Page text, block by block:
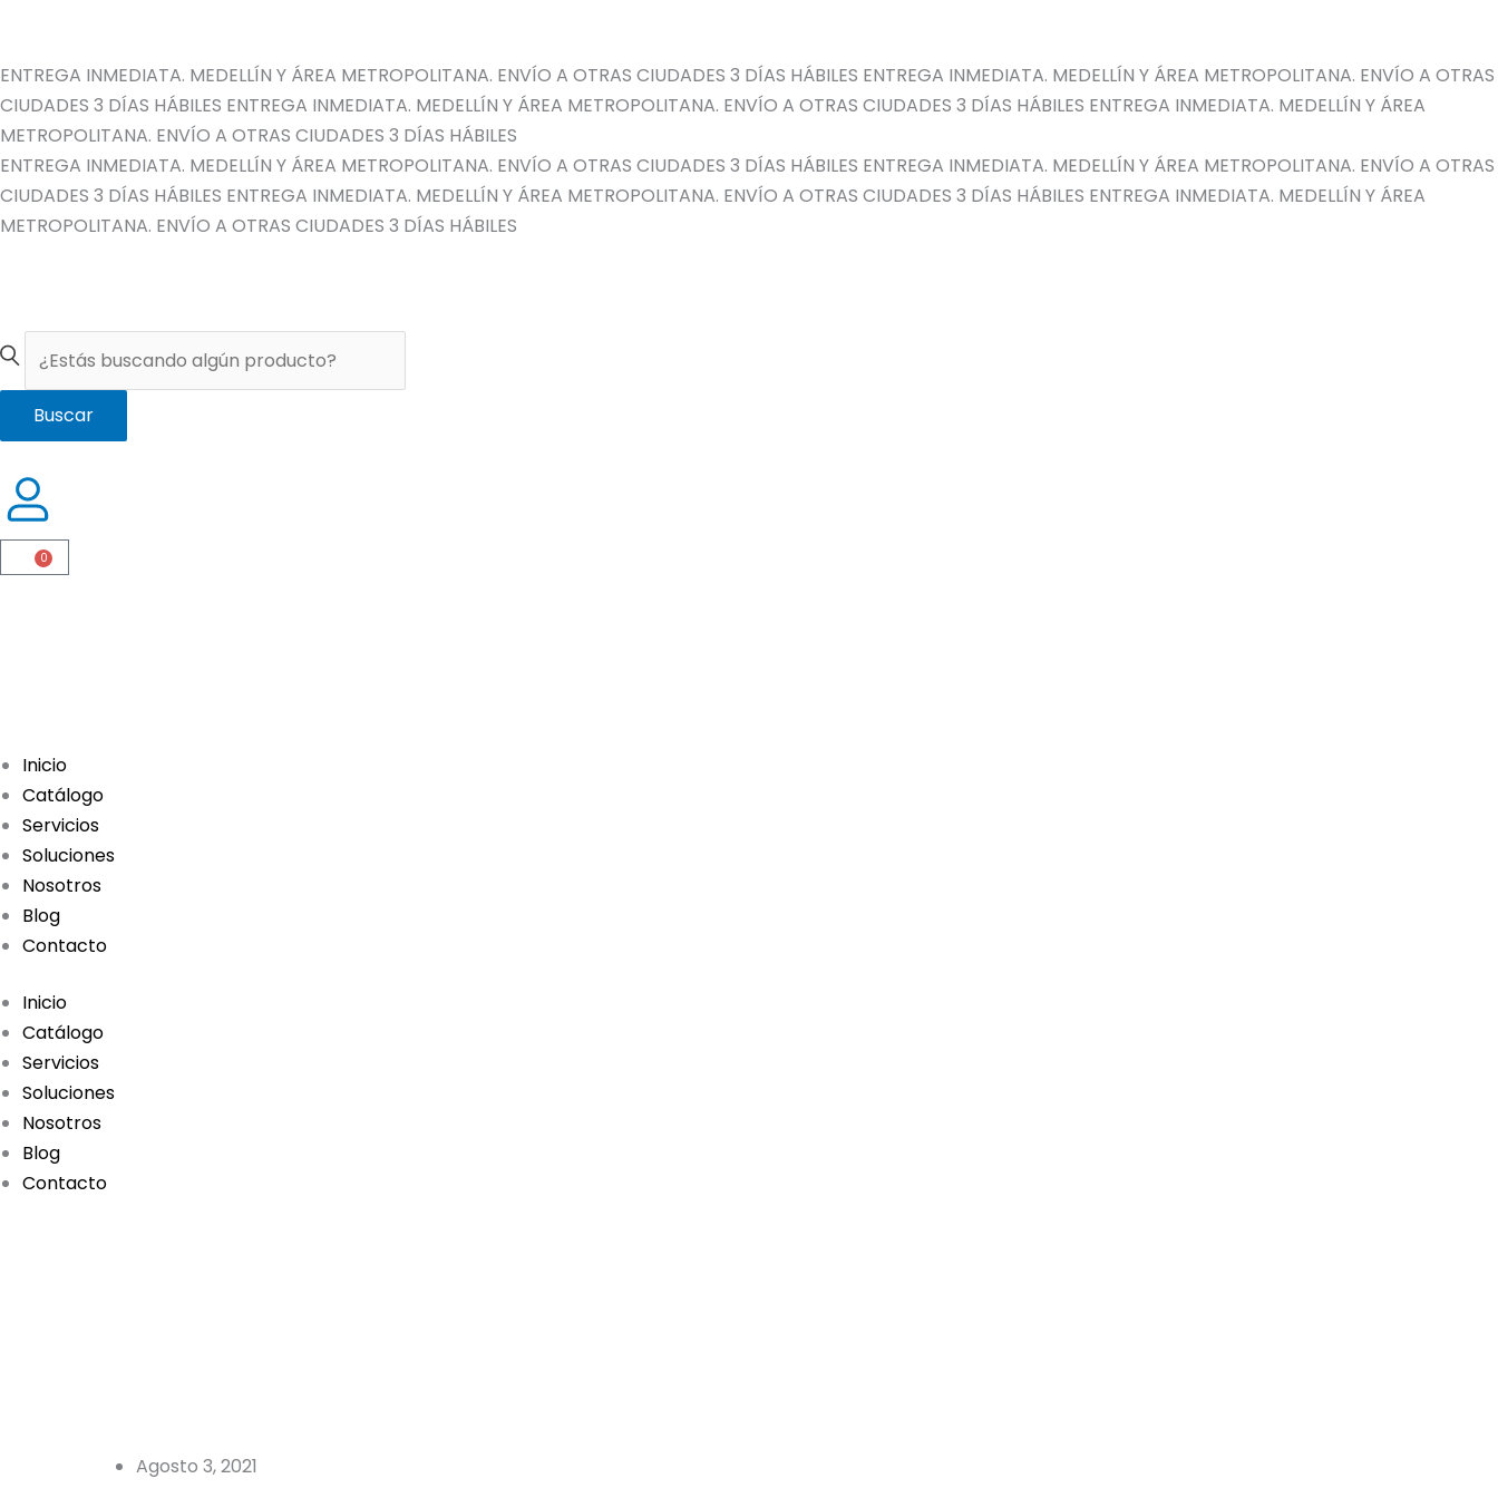
contenido
ENTREGA INMEDIATA. MEDELLÍN Y ÁREA METROPOLITANA. ENVÍO A OTRAS CIUDADES 3 DÍAS HÁBILES ENTREGA INMEDIATA. MEDELLÍN Y ÁREA METROPOLITANA. ENVÍO A OTRAS
CIUDADES 3 DÍAS HÁBILES ENTREGA INMEDIATA. MEDELLÍN Y ÁREA METROPOLITANA. ENVÍO A OTRAS CIUDADES 3 DÍAS HÁBILES ENTREGA INMEDIATA. MEDELLÍN Y ÁREA
METROPOLITANA. ENVÍO A OTRAS CIUDADES 3 DÍAS HÁBILES
ENTREGA INMEDIATA. MEDELLÍN Y ÁREA METROPOLITANA. ENVÍO A OTRAS CIUDADES 3 DÍAS HÁBILES ENTREGA INMEDIATA. MEDELLÍN Y ÁREA METROPOLITANA. ENVÍO A OTRAS
CIUDADES 3 DÍAS HÁBILES ENTREGA INMEDIATA. MEDELLÍN Y ÁREA METROPOLITANA. ENVÍO A OTRAS CIUDADES 3 DÍAS HÁBILES ENTREGA INMEDIATA. MEDELLÍN Y ÁREA
METROPOLITANA. ENVÍO A OTRAS CIUDADES 3 DÍAS HÁBILES
Buscar
0
Cart
Inicio
Catálogo
Servicios
Soluciones
Nosotros
Blog
Contacto
Inicio
Catálogo
Servicios
Soluciones
Nosotros
Blog
Contacto
Agosto 3, 2021